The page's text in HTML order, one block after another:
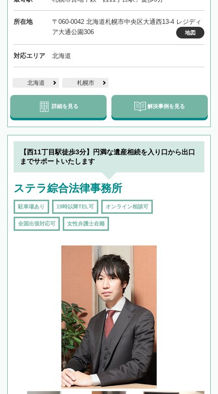
所在地
〒060-0042 北海道札幌市中央区大通西13-4 レジディ
ア大通公園306
地図
対応エリア 北海道
北海道 札幌市
詳細を見る 解決事例を見る
【西11丁目駅徒歩3分】円満な遺産相続を入り口から出口
までサポートいたします
ステラ綜合法律事務所
駐車場あり 19時以降TEL可 オンライン相談可
全国出張対応可 女性弁護士在籍